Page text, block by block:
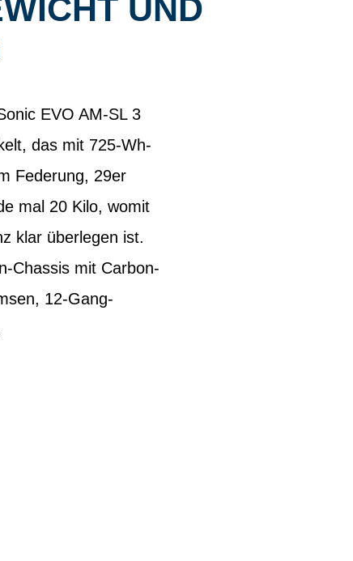
UND
EVO AM-SL 3
das mit 725-Wh-
Federung, 29er
mal 20 Kilo, womit
klar überlegen ist.
Chassis mit Carbon-
12-Gang-